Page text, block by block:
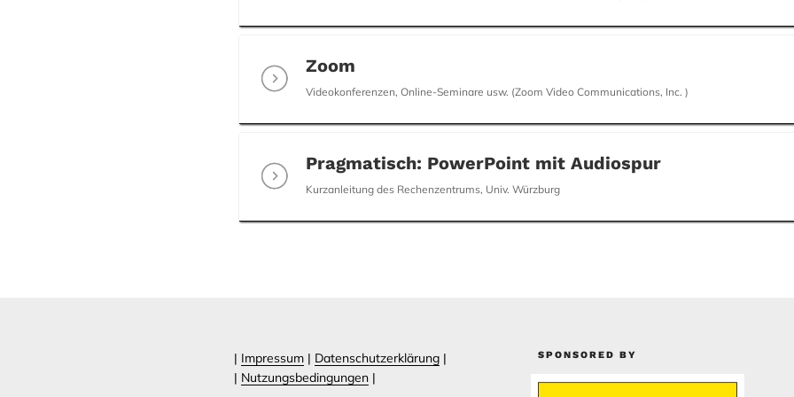
Zoom
Videokonferenzen, Online-Seminare usw. (Zoom Video Communications, Inc. )
Pragmatisch: PowerPoint mit Audiospur
Kurzanleitung des Rechenzentrums, Univ. Würzburg
| Impressum | Datenschutzerklärung |
| Nutzungsbedingungen |
SPONSORED BY